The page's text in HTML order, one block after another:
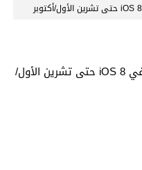
تأجيل ميزة تمرير الرسائل القصيرة في iOS 8 حتى تشرين الأول/